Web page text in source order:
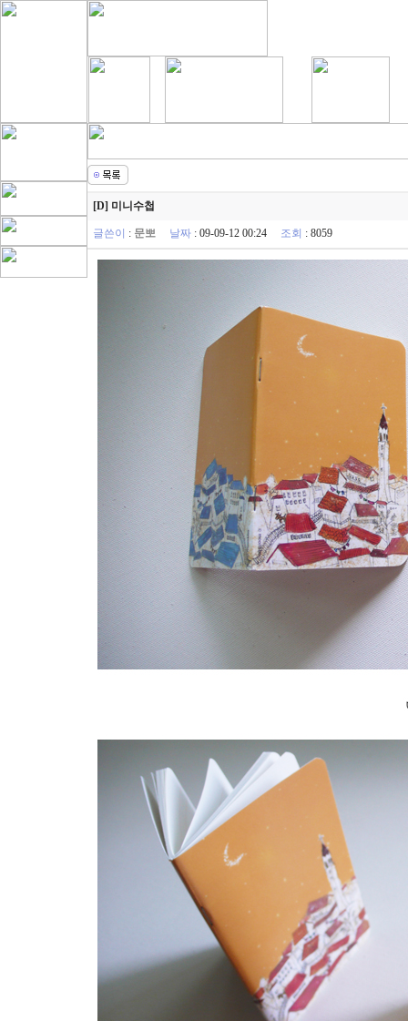
[D] 미니수첩
글쓴이 : 문뽀 날짜 : 09-09-12 00:24 조회 : 8059